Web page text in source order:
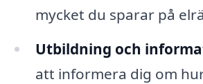
mycket du sparar på
Utbildning och
att informera dig om